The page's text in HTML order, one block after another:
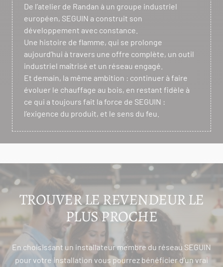
De l’atelier de Randan à un groupe industriel
européen, SEGUIN a construit son
développement avec constance.
Une histoire de flamme, qui se prolonge
aujourd’hui à travers une offre complète, un outil
industriel maîtrisé et un réseau engagé.
Et demain, la même ambition : continuer à faire
évoluer le chauffage au bois, en restant fidèle à
ce qui a toujours fait la force de SEGUIN :
l’exigence du produit, et le sens du feu.
TROUVER LE REVENDEUR LE
PLUS PROCHE
En choisissant un installateur membre du réseau SEGUIN
pour votre installation vous pourrez bénéficier d’un vrai